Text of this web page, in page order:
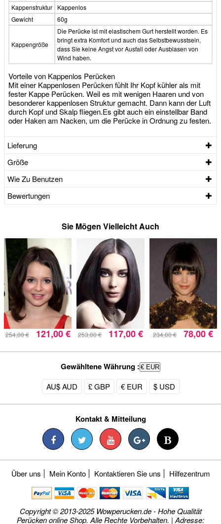
Kappenstruktur
Kappenlos
Gewicht
60g
Kappengröße
Die Perücke ist mit elastischem Gurt herstellt worden. Es
bringt extra Komfort und auch das Selbstbewusstsein,
dass Sie keine Angst vor Ausfall oder Ausblasen von
Wind haben.
Vorteile von Kappenlos Perücken
Mit einer Kappenlosen Perücken fühlt Ihr Kopf kühler als mit
fester Kappe Perücken. Weil es mit wenigen Haaren und von
besonderer kappenlosen Struktur gemacht. Dann kann der Luft
durch Kopf und Skalp fliegen.Es gibt auch ein einstellbar Band
oder Haken am Nacken, um die Perücke in Ordnung zu festen.
Lieferung
Größe
Wie Zu Benutzen
Bewertungen
Sie Mögen Vielleicht Auch
254,00 € 121,00 € 253,00 € 117,00 € 234,00 € 78,00 €
Gewähltene Währung : € EUR
AU$ AUD £ GBP € EUR $ USD
Kontakt & Mitteilung
Über uns Mein Konto Kontaktieren Sie uns Hilfezentrum
Copyright © 2013-2025 Wowperucken.de - Hohe Qualität
Perücken online Shop. Alle Rechte Vorbehalten. | Adresse: